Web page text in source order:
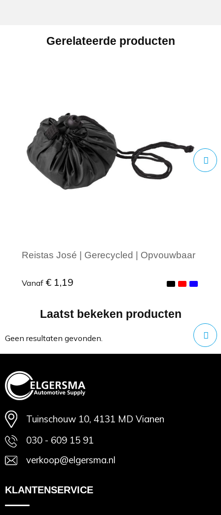
Gerelateerde producten
Reistas José | Gerecycled | Opvouwbaar
Vanaf € 1,19
Minimale afname: 1
Laatst bekeken producten
Geen resultaten gevonden.
Tuinschouw 10, 4131 MD Vianen
030 - 609 15 91
verkoop@elgersma.nl
KLANTENSERVICE